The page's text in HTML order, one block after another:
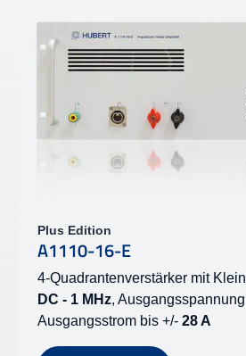
Plus Edition
A1110-16-E
4-Quadrantenverstärker mit
DC - 1 MHz,
Ausgangsstrom bis +/- 28 A